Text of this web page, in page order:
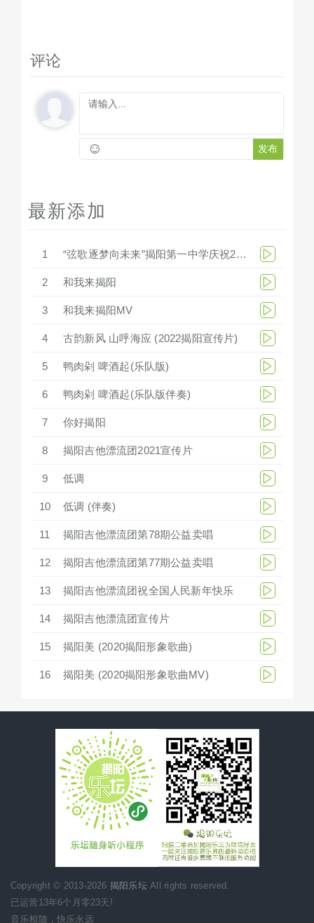
评论
☺ 发布
最新添加
1 “弦歌逐梦向未来”揭阳第一中学庆祝279周年华诞文艺汇演
2 和我来揭阳
3 和我来揭阳MV
4 古韵新风 山呼海应 (2022揭阳宣传片)
5 鸭肉剁 啤酒起(乐队版)
6 鸭肉剁 啤酒起(乐队版伴奏)
7 你好揭阳
8 揭阳吉他漂流团2021宣传片
9 低调
10 低调 (伴奏)
11 揭阳吉他漂流团第78期公益卖唱
12 揭阳吉他漂流团第77期公益卖唱
13 揭阳吉他漂流团祝全国人民新年快乐
14 揭阳吉他漂流团宣传片
15 揭阳美 (2020揭阳形象歌曲)
16 揭阳美 (2020揭阳形象歌曲MV)
Copyright © 2013-2026 揭阳乐坛 All rights reserved.
已运营13年6个月零23天!
音乐相随，快乐永远